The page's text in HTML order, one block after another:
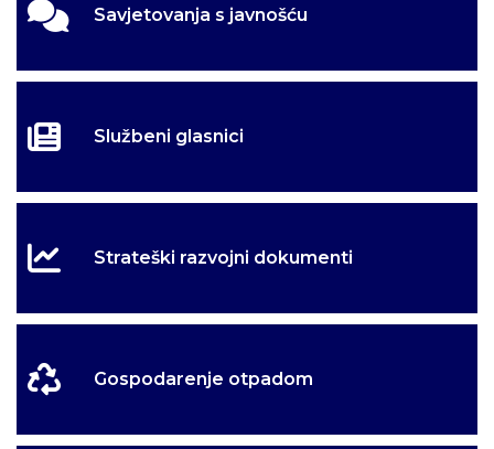
Savjetovanja s javnošću
Službeni glasnici
Strateški razvojni dokumenti
Gospodarenje otpadom